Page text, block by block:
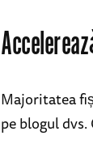
Majoritatea
pe blogul